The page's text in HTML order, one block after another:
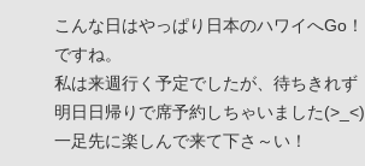
こんな日はやっぱり日本のハワイへGo！
ですね。
私は来週行く予定でしたが、待ちきれず
明日日帰りで席予約しちゃいました(>_<)
一足先に楽しんで来て下さ～い！